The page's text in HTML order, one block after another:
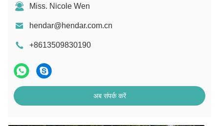
Miss. Nicole Wen
hendar@hendar.com.cn
+8613509830190
अब संपर्क करें